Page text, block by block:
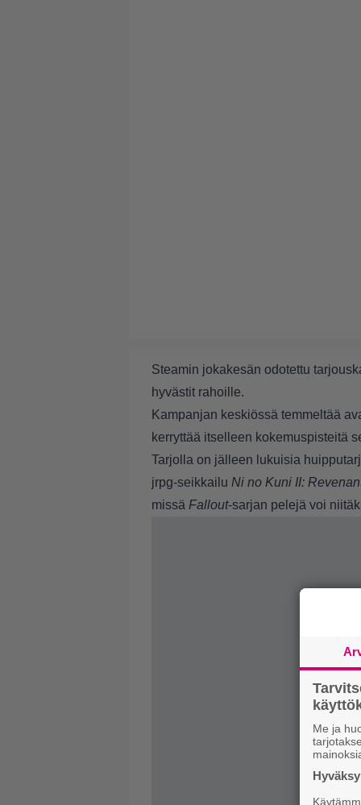
Steamin jokakesän odotettu
hyvästit rahoille.
Kampanjan keskiössä temmeltää
kerryttää itselleen kokemuspisteitä
Tarjolla on jälleen lukuisia
jrpg-seikkailu Ni no Kuni II:
missä Fallout-sarjan pelejä voi
Me ja